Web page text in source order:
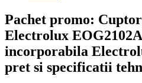
Pachet promo:
Electrolux
incorporabila
pret si specificatii